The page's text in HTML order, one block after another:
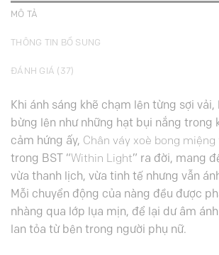
MÔ TẢ
THÔNG TIN BỔ SUNG
ĐÁNH GIÁ (37)
Khi ánh sáng khẽ chạm lên từng sợi
bừng lên như những hạt bụi nắng trong
cảm hứng ấy, Chân váy xoè bong
trong BST “Within Light” ra đời, mang
vừa thanh lịch, vừa tinh tế nhưng vẫn
Mỗi chuyển động của nàng đều được
nhàng qua lớp lụa mịn, để lại dư âm
lan tỏa từ bên trong người phụ nữ.